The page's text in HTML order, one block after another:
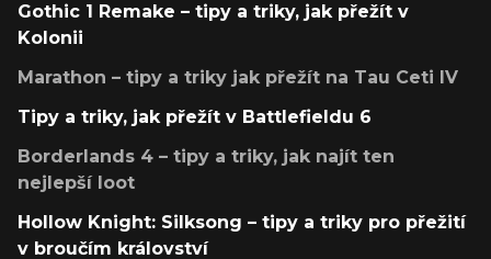
Gothic 1 Remake – tipy a triky, jak přežít v
Kolonii
Marathon – tipy a triky jak přežít na Tau Ceti IV
Tipy a triky, jak přežít v Battlefieldu 6
Borderlands 4 – tipy a triky, jak najít ten
nejlepší loot
Hollow Knight: Silksong – tipy a triky pro přežití
v broučím království